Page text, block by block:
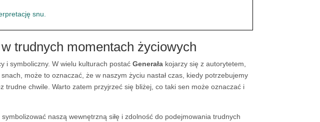
snu.
trudnych momentach życiowych
i symboliczny. W wielu kulturach postać Generałakojarzy się z autorytetem,
może to oznaczać, że w naszym życiu nastał czas, kiedy potrzebujemy
trudne chwile. Warto zatem przyjrzeć się bliżej, co taki sen może oznaczać i
naszą wewnętrzną siłę i zdolność do podejmowania trudnych